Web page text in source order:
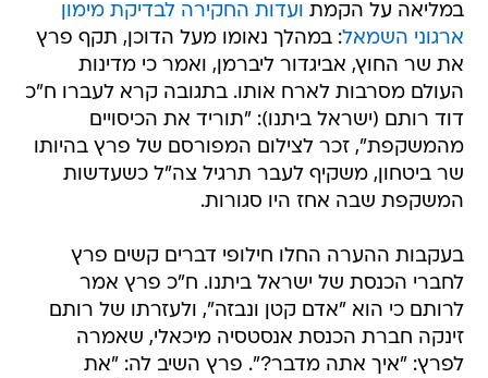
את שר החוץ, אביגדור ליברמן, ואמר כי מדינות
העולם מסרבות לארח אותו. בתגובה קרא לעברו ח"כ
דוד רותם (ישראל ביתנו): "תוריד את הכיסויים
מהמשקפת", זכר לצילום המפורסם של פרץ בהיותו
שר ביטחון, משקיף לעבר תרגיל צה"ל כשעדשות
המשקפת שבה אחז היו סגורות.
בעקבות ההערה החלו חילופי דברים קשים פרץ
לרותם כי הוא "אדם קטן ונבזה", ולעזרתו של רותם
זינקה חברת הכנסת אנסטסיה מיכאלי, שאמרה
לפרץ: "איך אתה מדבר?". פרץ השיב לה: "את
תשתקי בבקשה, ורותם, תסתום את הפה". לנוכח
קריאות המחאה שעלו מספסל "ישראל ביתנו", אמר